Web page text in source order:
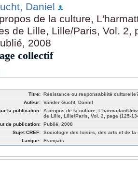
Daniel
de la culture,
de Lille, Lille/Paris, Vol. 2,
2008
collectif
Titre: Résistance ou responsabilité
Auteur: Vander Gucht, Daniel
la publication: A propos de la culture, L'harmattan/
de Lille, Lille/Paris, Vol. 2, page (125-
de publication: Publié, 2008
Sujet CREF: Sociologie des loisirs, des arts et de la
Langue: Français